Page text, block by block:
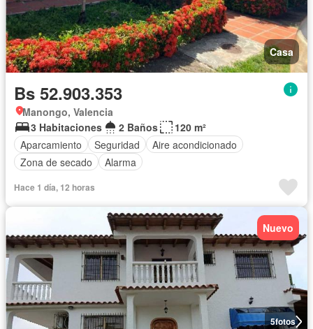
Casa
Bs 52.903.353
Manongo, Valencia
3 Habitaciones
2 Baños
120 m²
Aparcamiento
Seguridad
Aire acondicionado
Zona de secado
Alarma
Hace 1 día, 12 horas
5fotos
Nuevo